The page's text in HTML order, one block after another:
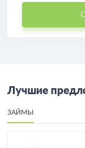
Лучшие
ЗАЙМЫ